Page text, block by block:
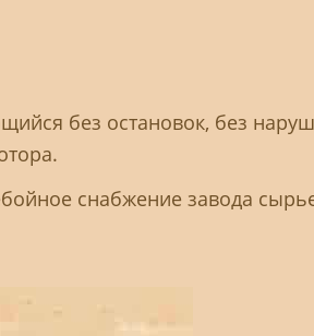
без остановок, без
снабжение завода